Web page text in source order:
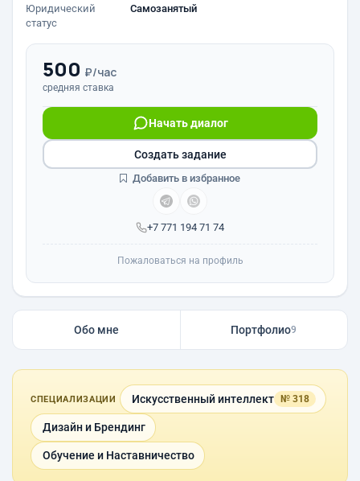
Юридический
статус
Самозанятый
500 ₽/час
средняя ставка
+7 771 194 71 74
Начать диалог
Создать задание
Добавить в избранное
Пожаловаться на профиль
Обо мне Портфолио9
СПЕЦИАЛИЗАЦИИ Искусственный интеллект № 318
Дизайн и Брендинг
Обучение и Наставничество